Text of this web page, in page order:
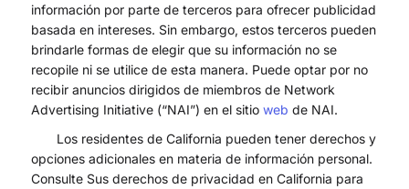
información por parte de terceros para ofrecer publicidad
basada en intereses. Sin embargo, estos terceros pueden
brindarle formas de elegir que su información no se
recopile ni se utilice de esta manera. Puede optar por no
recibir anuncios dirigidos de miembros de Network
Advertising Initiative (“NAI”) en el sitioweb de NAI.
Los residentes de California pueden tener derechos y
opciones adicionales en materia de información personal.
Consulte Sus derechos de privacidad en California para